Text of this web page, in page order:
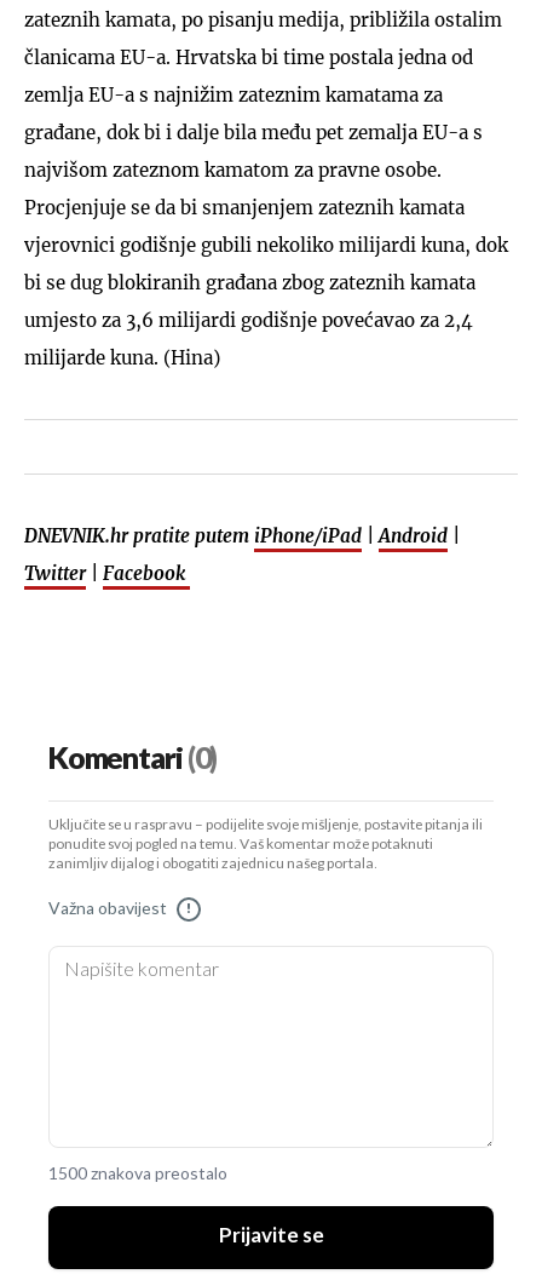
zateznih kamata, po pisanju medija, približila ostalim
članicama EU-a. Hrvatska bi time postala jedna od
zemlja EU-a s najnižim zateznim kamatama za
građane, dok bi i dalje bila među pet zemalja EU-a s
najvišom zateznom kamatom za pravne osobe.
Procjenjuje se da bi smanjenjem zateznih kamata
vjerovnici godišnje gubili nekoliko milijardi kuna, dok
bi se dug blokiranih građana zbog zateznih kamata
umjesto za 3,6 milijardi godišnje povećavao za 2,4
milijarde kuna. (Hina)
DNEVNIK.hr pratite putem iPhone/iPad Android
Twitter| Facebook
Komentari(0)
Uključite se u raspravu – podijelite svoje mišljenje, postavite pitanja ili
ponudite svoj pogled na temu. Vaš komentar može potaknuti
zanimljiv dijalog i obogatiti zajednicu našeg portala.
Važna obavijest !
1500 znakova preostalo
Prijavite se